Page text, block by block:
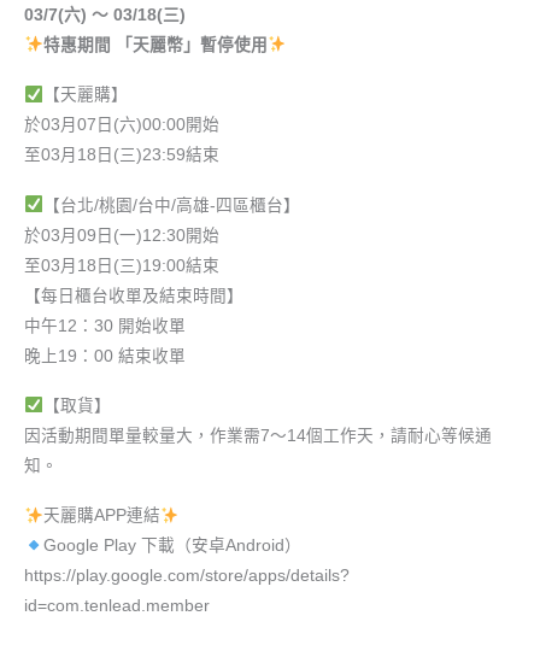
03/7(六) ～ 03/18(三)
️特惠期間 「天麗幣」暫停使用
【天麗購】
於03月07日(六)00:00開始
至03月18日(三)23:59結束
【台北/桃園/台中/高雄-四區櫃台】
於03月09日(一)12:30開始
至03月18日(三)19:00結束
【每日櫃台收單及結束時間】
中午12：30 開始收單
晚上19：00 結束收單
【取貨】
因活動期間單量較量大，作業需7～14個工作天，請耐心等候通
知。
天麗購APP連結
Google Play 下載（安卓Android）
https://play.google.com/store/apps/details?
id=com.tenlead.member